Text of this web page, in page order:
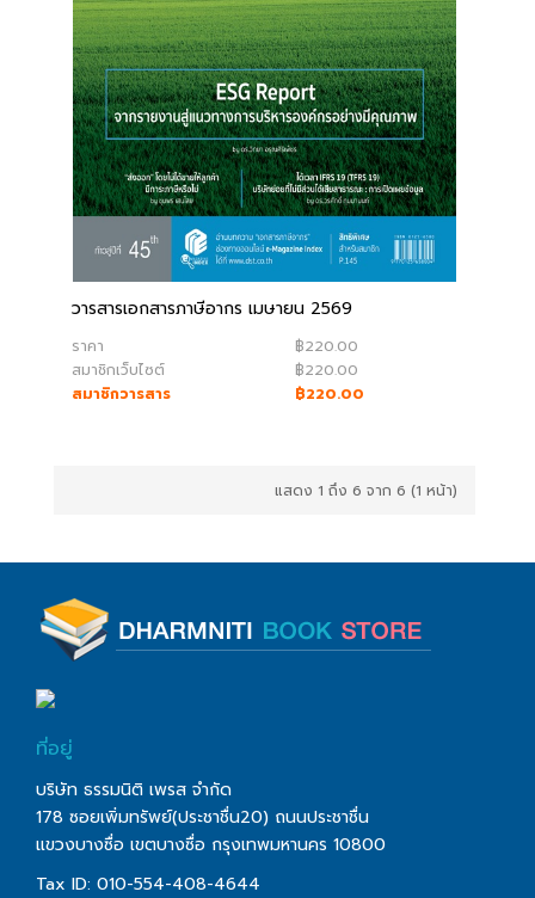
วารสารเอกสารภาษีอากร เมษายน 2569
ราคา
฿220.00
สมาชิกเว็บไซต์
฿220.00
สมาชิกวารสาร
฿220.00
แสดง 1 ถึง 6 จาก 6 (1 หน้า)
ที่อยู่
บริษัท ธรรมนิติ เพรส จำกัด
178 ซอยเพิ่มทรัพย์(ประชาชื่น20) ถนนประชาชื่น
แขวงบางซื่อ เขตบางซื่อ กรุงเทพมหานคร 10800
Tax ID: 010-554-408-4644